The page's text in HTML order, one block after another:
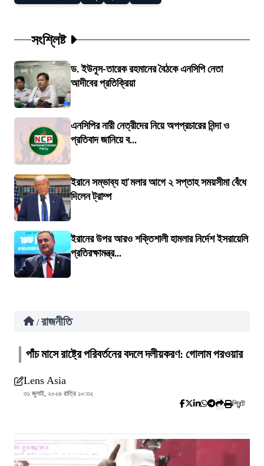
সংশ্লিষ্ট
ড. ইউনূস-তারেক রহমানের বৈঠকে এনসিপি নেতা
আদীবের প্রতিক্রিয়া
এনসিপির নারী নেত্রীদের নিয়ে অপপ্রচারের নিন্দা ও
প্রতিবাদ জানিয়ে ব...
ইরানে সম্ভাব্য হা'মলার আগে ২ সপ্তাহ সময়সীমা বেঁধে
দিলেন ট্রাম্প
ইরানের উপর আরও শক্তিশালী হামলার নির্দেশ ইসরায়েলি
প্রতিরক্ষামন্ত্র...
/ রাজনীতি
পাঁচ মাসে রাষ্ট্রে পরিবর্তনের বদলে দলীয়করণ: গোলাম পরওয়ার
Lens Asia
৩১ জুলাই, ২০২৬ রাত্রি ১০:৩২
প্রিন্ট